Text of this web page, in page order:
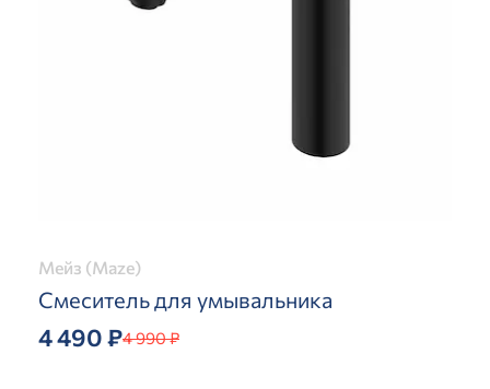
Мейз (Maze)
Смеситель для умывальника
4 490 ₽4 990 ₽